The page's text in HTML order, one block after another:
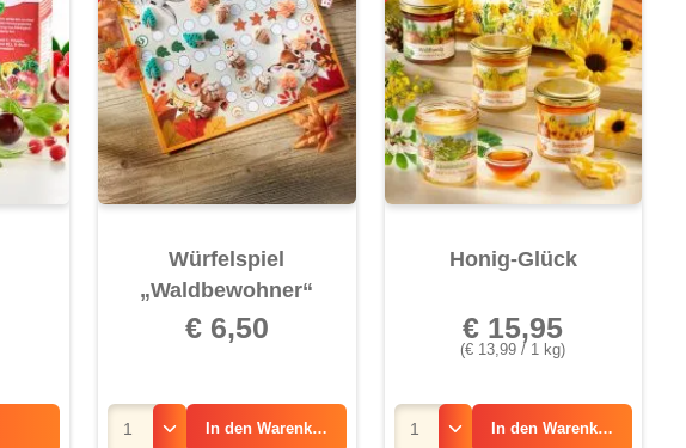
Würfelspiel
„Waldbewohner“
€ 6,50
In den Warenkorb
Honig-Glück
(€ 13,99 / 1 kg)
€ 15,95
In den Warenkorb